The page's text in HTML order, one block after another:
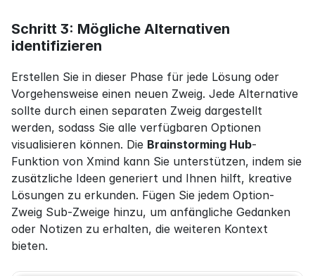
Schritt 3: Mögliche Alternativen
identifizieren
Erstellen Sie in dieser Phase für jede Lösung oder
Vorgehensweise einen neuen Zweig. Jede Alternative
sollte durch einen separaten Zweig dargestellt
werden, sodass Sie alle verfügbaren Optionen
visualisieren können. Die Brainstorming Hub-
Funktion von Xmind kann Sie unterstützen, indem sie
zusätzliche Ideen generiert und Ihnen hilft, kreative
Lösungen zu erkunden. Fügen Sie jedem Option-
Zweig Sub-Zweige hinzu, um anfängliche Gedanken
oder Notizen zu erhalten, die weiteren Kontext
bieten.